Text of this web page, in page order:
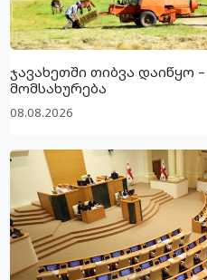
ჯავახეთში თიბვა დაიწყო
მომსახურება
08.08.2026